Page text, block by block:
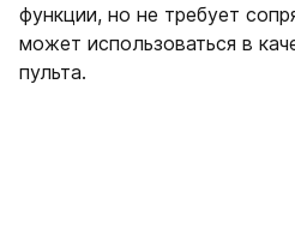
функции, но не требует
может использоваться в
пульта.